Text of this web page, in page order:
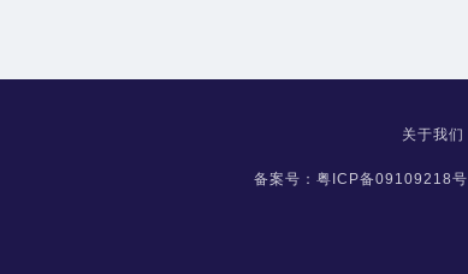
关于我们
备案号：粤ICP备09109218号